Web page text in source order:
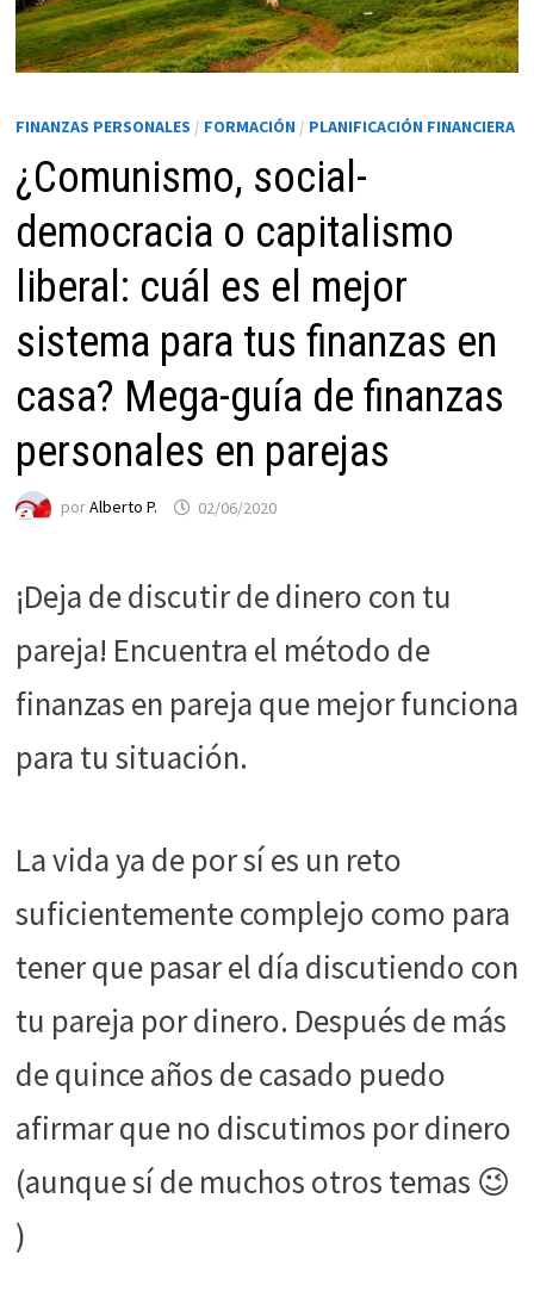
FINANZAS PERSONALES / FORMACIÓN / PLANIFICACIÓN FINANCIERA
¿Comunismo, social-
democracia o capitalismo
liberal: cuál es el mejor
sistema para tus finanzas en
casa? Mega-guía de finanzas
personales en parejas
porAlberto P. 02/06/2020
¡Deja de discutir de dinero con tu
pareja! Encuentra el método de
finanzas en pareja que mejor funciona
para tu situación.
La vida ya de por sí es un reto
suficientemente complejo como para
tener que pasar el día discutiendo con
tu pareja por dinero. Después de más
de quince años de casado puedo
afirmar que no discutimos por dinero
(aunque sí de muchos otros temas 😉
)
Estas
son
Son
para que
Estadísticas
podamos
funcionalidad
base a cómo
se usa la web.
Experiencia
Para que
nuestra web
funcione lo
mejor posible
durante tu
visita. Si
rechaza estas
cookies,
algunas